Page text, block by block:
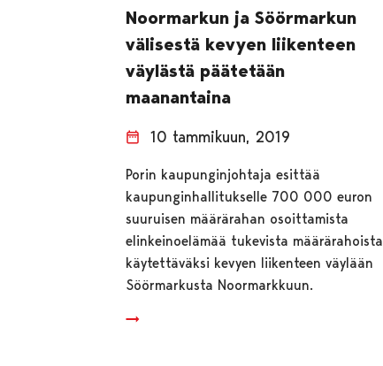
Noormarkun ja Söörmarkun
välisestä kevyen liikenteen
väylästä päätetään
maanantaina
10 tammikuun, 2019
Porin kaupunginjohtaja esittää
kaupunginhallitukselle 700 000 euron
suuruisen määrärahan osoittamista
elinkeinoelämää tukevista määrärahoista
käytettäväksi kevyen liikenteen väylään
Söörmarkusta Noormarkkuun.